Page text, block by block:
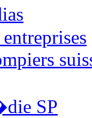
SP